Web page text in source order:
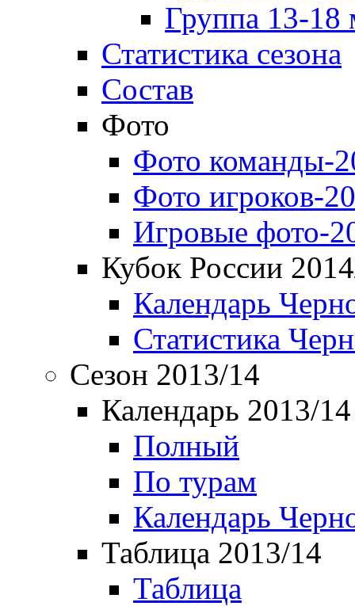
Группа 13-18
Статистика сезона
Состав
Фото
Фото команды-
Фото игроков-
Игровые фото-
Кубок России
Календарь
Статистика
Сезон 2013/14
Календарь 2013/14
Полный
По турам
Календарь
Таблица 2013/14
Таблица